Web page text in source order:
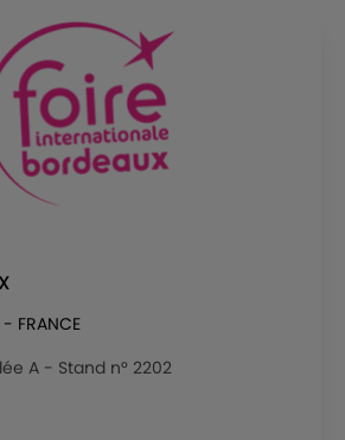
- FRANCE
A - Stand n° 2202